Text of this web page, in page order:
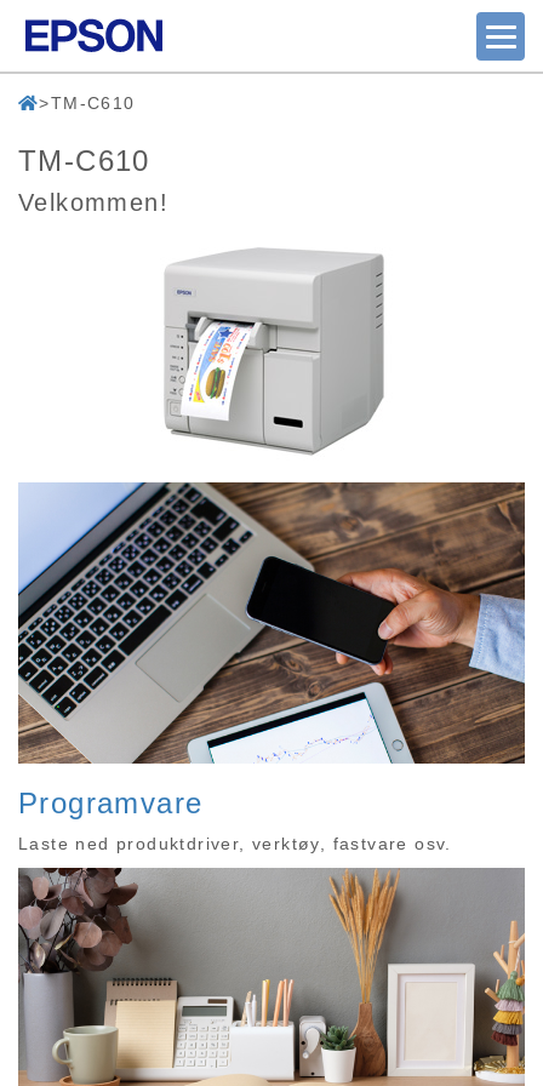
TM-C610
TM-C610
Velkommen!
Programvare
Laste ned produktdriver, verktøy, fastvare osv.